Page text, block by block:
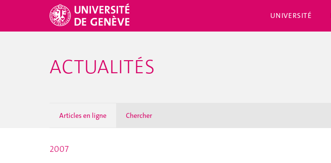
UNIVERSITÉ
ACTUALITÉS
Articles en ligne Chercher
2007